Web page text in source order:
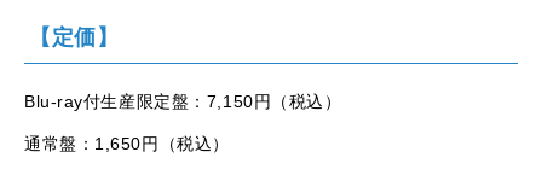
【定価】
Blu-ray付生産限定盤：7,150円（税込）
通常盤：1,650円（税込）